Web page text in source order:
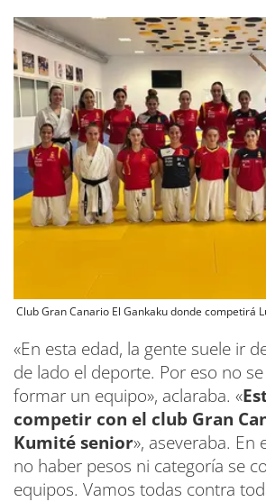
Club Gran Canario El Gankaku donde competirá
«En esta edad, la gente suele ir
de lado el deporte. Por eso no
formar un equipo», aclaraba. «
competir con el club Gran
Kumité senior», aseveraba. En
no haber pesos ni categoría se
equipos. Vamos todas contra